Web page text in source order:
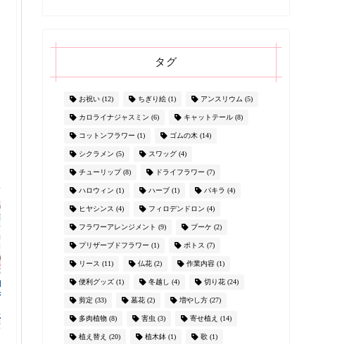
タグ
お祝い(12) ちぎり絵(1) アンスリウム (5)
カロライナジャスミン (6) キャットテール(8)
コットンフラワー (1) ゴムの木(14)
シクラメン (5) スワッグ(4)
チューリップ(8) ドライフラワー (7)
ハロウィン (1) ハーブ(1) パキラ (4)
ヒヤシンス (4) フィロデンドロン (4)
フラワーアレンジメント (9) ブーケ(2)
プリザーブドフラワー (1) ポトス (7)
リース (11) 仏花(2) 作業内容(1)
便利グッズ(1) 冬越し (4) 切り花(24)
剪定 (33) 墓花(2) 増やし方(27)
多肉植物(8) 害虫 (3) 寄せ植え (14)
植え替え (20) 植木鉢(1) 歌(1)